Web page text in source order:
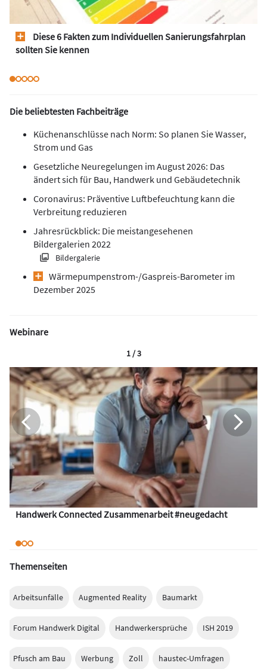
Diese 6 Fakten zum Individuellen Sanierungsfahrplan
sollten Sie kennen
Die beliebtesten Fachbeiträge
Küchenanschlüsse nach Norm: So planen Sie Wasser,
Strom und Gas
Gesetzliche Neuregelungen im August 2026: Das
ändert sich für Bau, Handwerk und Gebäudetechnik
Coronavirus: Präventive Luftbefeuchtung kann die
Verbreitung reduzieren
Jahresrückblick: Die meistangesehenen
Bildergalerien 2022
Bildergalerie
Wärmepumpen­strom-/Gas­preis­-Baro­meter im
Dezember 2025
Webinare
Handwerk Connected Zusammenarbeit #neugedacht
1 / 3
Themenseiten
Arbeitsunfälle Augmented Reality Baumarkt
Forum Handwerk Digital Handwerkersprüche ISH 2019
Pfusch am Bau Werbung Zoll haustec-Umfragen